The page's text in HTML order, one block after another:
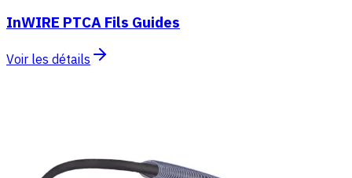
InWIRE PTCA Fils Guides
Voir les détails